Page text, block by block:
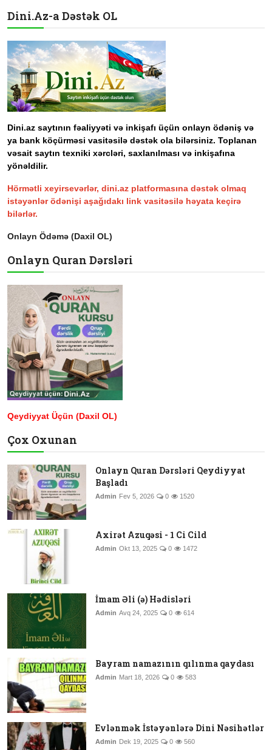
Dini.Az-a Dəstək OL
Dini.az saytının fəaliyyəti və inkişafı üçün onlayn ödəniş və
ya bank köçürməsi vasitəsilə dəstək ola bilərsiniz. Toplanan
vəsait saytın texniki xərcləri, saxlanılması və inkişafına
yönəldilir.
Hörmətli xeyirsevərlər, dini.az platformasına dəstək olmaq
istəyənlər ödənişi aşağıdakı link vasitəsilə həyata keçirə
bilərlər.
Onlayn Ödəmə (Daxil OL)
Onlayn Quran Dərsləri
Qeydiyyat Üçün (Daxil OL)
Çox Oxunan
Onlayn Quran Dərsləri Qeydiyyat
Başladı
Admin Fev 5, 2026 0 1520
Axirət Azuqəsi - 1 Ci Cild
Admin Okt 13, 2025 0 1472
İmam Əli (ə) Hədisləri
Admin Avq 24, 2025 0 614
Bayram namazının qılınma qaydası
Admin Mart 18, 2026 0 583
Evlənmək İstəyənlərə Dini Nəsihətlər
Admin Dek 19, 2025 0 560